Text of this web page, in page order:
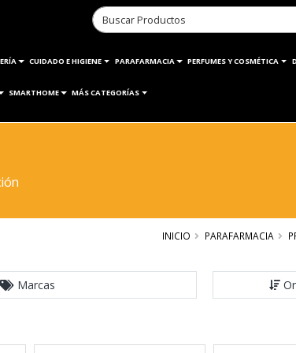
CUIDADO E HIGIENE PARAFARMACIA PERFUMES Y COSMÉTICA
SMARTHOME MÁS CATEGORÍAS
INICIO PARAFARMACIA
Marcas